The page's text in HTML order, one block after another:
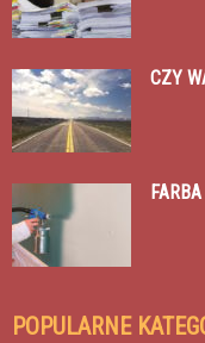
CZY
POPULARNE